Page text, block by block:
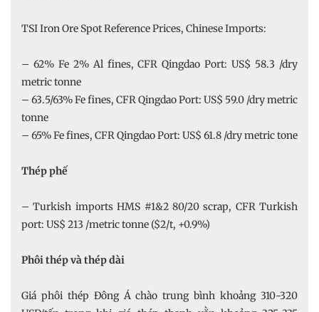
TSI Iron Ore Spot Reference Prices, Chinese Imports:
– 62% Fe 2% Al fines, CFR Qingdao Port: US$ 58.3 /dry
metric tonne
– 63.5/63% Fe fines, CFR Qingdao Port: US$ 59.0 /dry metric
tonne
– 65% Fe fines, CFR Qingdao Port: US$ 61.8 /dry metric tone
Thép phế
– Turkish imports HMS #1&2 80/20 scrap, CFR Turkish
port: US$ 213 /metric tonne ($2/t, +0.9%)
Phôi thép và thép dài
Giá phôi thép Đông Á chào trung bình khoảng 310-320